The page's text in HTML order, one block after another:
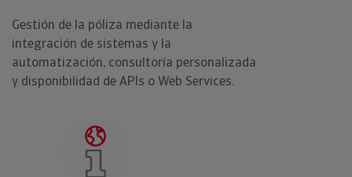
Gestión de la póliza mediante la
integración de sistemas y la
automatización, consultoría personalizada
y disponibilidad de APIs o Web Services.